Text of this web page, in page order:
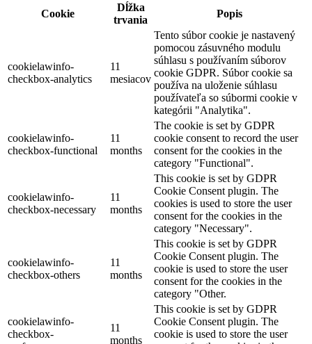
Cookie
Dĺžka
trvania
Popis
cookielawinfo-
checkbox-analytics
11
mesiacov
Tento súbor cookie je nastavený
pomocou zásuvného modulu
súhlasu s používaním súborov
cookie GDPR. Súbor cookie sa
používa na uloženie súhlasu
používateľa so súbormi cookie v
kategórii "Analytika".
cookielawinfo-
checkbox-functional
11
months
The cookie is set by GDPR
cookie consent to record the user
consent for the cookies in the
category "Functional".
cookielawinfo-
checkbox-necessary
11
months
This cookie is set by GDPR
Cookie Consent plugin. The
cookies is used to store the user
consent for the cookies in the
category "Necessary".
cookielawinfo-
checkbox-others
11
months
This cookie is set by GDPR
Cookie Consent plugin. The
cookie is used to store the user
consent for the cookies in the
category "Other.
cookielawinfo-
checkbox-
11
months
This cookie is set by GDPR
Cookie Consent plugin. The
cookie is used to store the user